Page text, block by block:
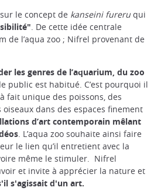
le concept de kanseini fureruqui
. De cette idée centrale
de l’aqua zoo ; Nifrel provenant de
les genres de l’aquarium, du zoo
public est habitué. C’est pourquoi il
fait unique des poissons, des
dans des espaces finement
d’art contemporain mêlant
. L’aqua zoo souhaite ainsi faire
le lien qu’il entretient avec la
même le stimuler. Nifrel
et invite à apprécier la nature et
s'agissait d'un art.